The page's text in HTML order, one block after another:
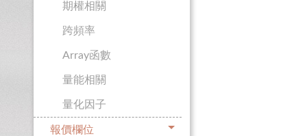
期權相關
跨頻率
Array函數
量能相關
量化因子
報價欄位